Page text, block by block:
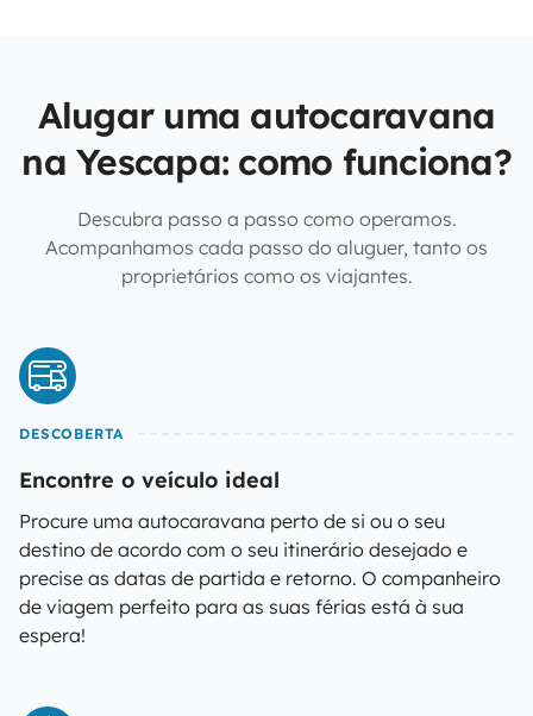
Alugar uma autocaravana
na Yescapa: como funciona?
Descubra passo a passo como operamos.
Acompanhamos cada passo do aluguer, tanto os
proprietários como os viajantes.
DESCOBERTA
Encontre o veículo ideal
Procure uma autocaravana perto de si ou o seu
destino de acordo com o seu itinerário desejado e
precise as datas de partida e retorno. O companheiro
de viagem perfeito para as suas férias está à sua
espera!